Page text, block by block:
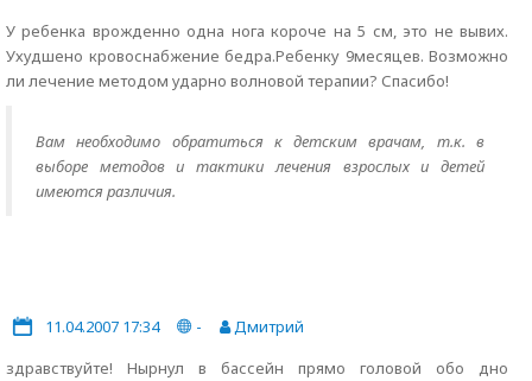
У ребенка врожденно одна нога короче на 5 см, это не вывих.
Ухудшено кровоснабжение бедра.Ребенку 9месяцев. Возможно
ли лечение методом ударно волновой терапии? Спасибо!
Вам необходимо обратиться к детским врачам, т.к. в
выборе методов и тактики лечения взрослых и детей
имеются различия.
11.04.2007 17:34 -
Дмитрий
здравствуйте! Нырнул в бассейн прямо головой обо дно